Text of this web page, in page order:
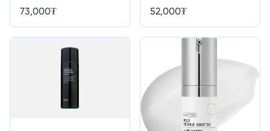
73,000₮
- 100ml
52,000₮